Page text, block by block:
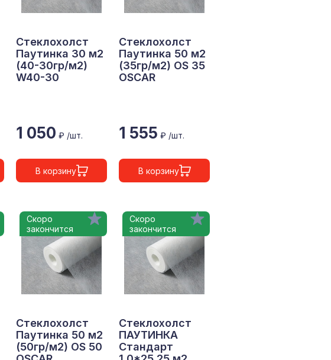
Стеклохолст
Паутинка 30 м2
(40-30гр/м2)
W40-30
1 050 ₽ /шт.
В корзину
Стеклохолст
Паутинка 50 м2
(35гр/м2) OS 35
OSCAR
1 555 ₽ /шт.
В корзину
Скоро
закончится
Стеклохолст
Паутинка 50 м2
(50гр/м2) OS 50
Скоро
закончится
Стеклохолст
ПАУТИНКА
Стандарт